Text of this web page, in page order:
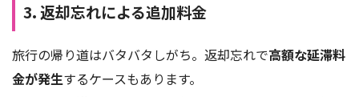
3. 返却忘れによる追加料金
旅行の帰り道はバタバタしがち。返却忘れで高額な延滞料
金が発生するケースもあります。